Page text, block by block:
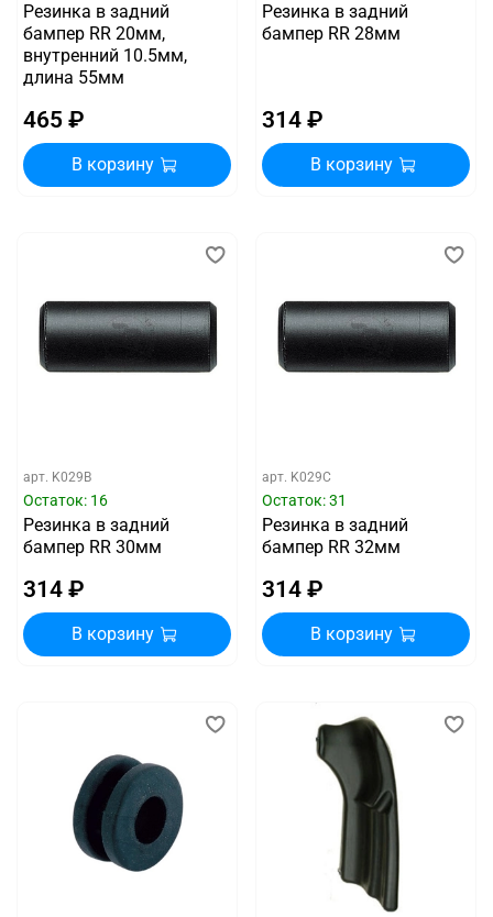
Резинка в задний
бампер RR 20мм,
внутренний 10.5мм,
длина 55мм
465 ₽
В корзину
Резинка в задний
бампер RR 28мм
314 ₽
В корзину
арт. K029B
Остаток: 16
Резинка в задний
бампер RR 30мм
314 ₽
В корзину
арт. K029C
Остаток: 31
Резинка в задний
бампер RR 32мм
314 ₽
В корзину